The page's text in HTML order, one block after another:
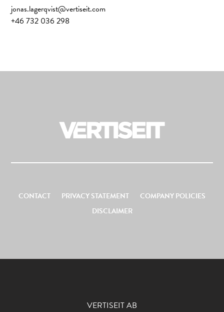
jonas.lagerqvist@vertiseit.com
+46 732 036 298
CONTACT PRIVACY STATEMENT
COMPANY POLICIES
DISCLAIMER
VERTISEIT AB